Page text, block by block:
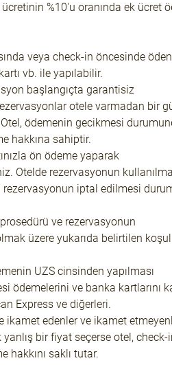
%10'u oranında ek ücret
veya check-in öncesinde
vb. ile yapılabilir.
başlangıçta garantisiz
otele varmadan bir
ödemenin gecikmesi
hakkına sahiptir.
ön ödeme yaparak
Otelde rezervasyonun
iptal edilmesi
ve rezervasyonun
üzere yukarıda belirtilen
UZS cinsinden yapılması
ödemelerini ve banka kartlarını
Express ve diğerleri.
ikamet edenler ve ikamet
bir fiyat seçerse otel, check-
hakkını saklı tutar.